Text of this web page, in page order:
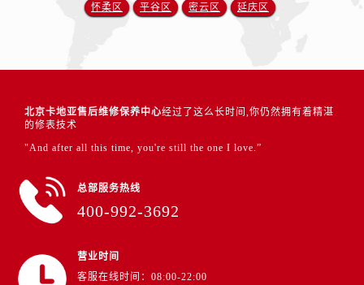
怀柔区 平谷区 密云区 延庆区
北京卡地亚售后维修保养中心经过了这么长时间,你仍然拥有着精湛
的修表技术
"And after all this time, you're still the one I love.”
总部服务热线
400-992-3692
营业时间
客服在线时间：08:00-22:00